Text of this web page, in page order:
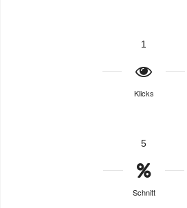
1
Klicks
5
Schnitt